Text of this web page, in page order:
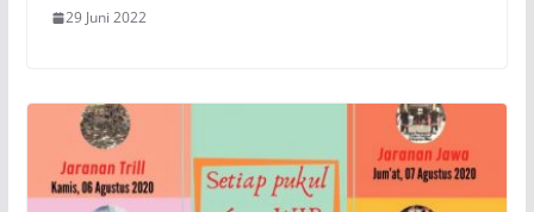
29 Juni 2022